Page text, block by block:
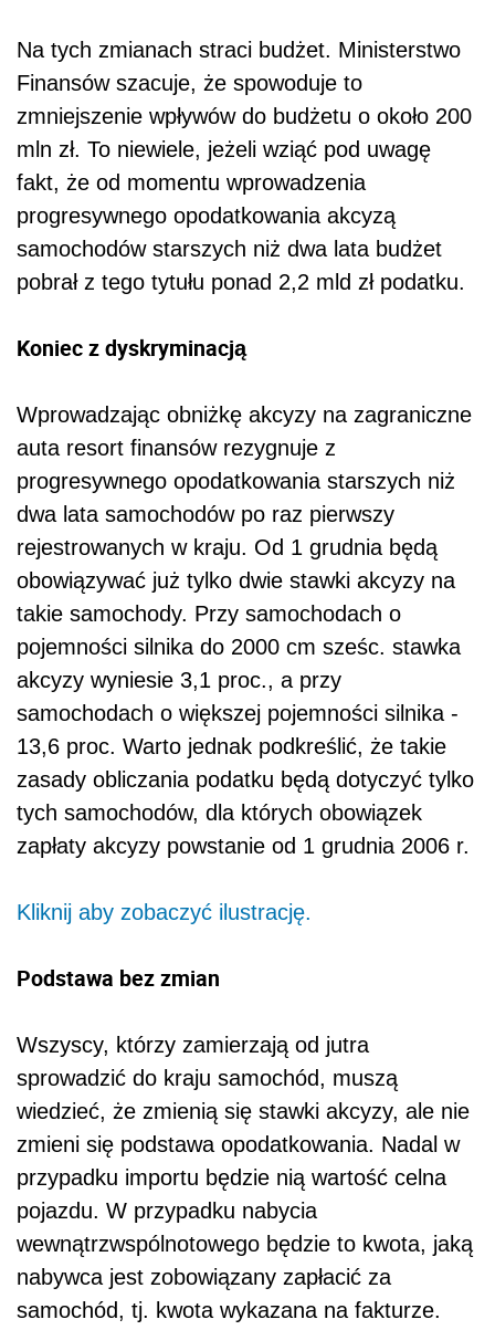
Na tych zmianach straci budżet. Ministerstwo
Finansów szacuje, że spowoduje to
zmniejszenie wpływów do budżetu o około 200
mln zł. To niewiele, jeżeli wziąć pod uwagę
fakt, że od momentu wprowadzenia
progresywnego opodatkowania akcyzą
samochodów starszych niż dwa lata budżet
pobrał z tego tytułu ponad 2,2 mld zł podatku.
Koniec z dyskryminacją
Wprowadzając obniżkę akcyzy na zagraniczne
auta resort finansów rezygnuje z
progresywnego opodatkowania starszych niż
dwa lata samochodów po raz pierwszy
rejestrowanych w kraju. Od 1 grudnia będą
obowiązywać już tylko dwie stawki akcyzy na
takie samochody. Przy samochodach o
pojemności silnika do 2000 cm sześc. stawka
akcyzy wyniesie 3,1 proc., a przy
samochodach o większej pojemności silnika -
13,6 proc. Warto jednak podkreślić, że takie
zasady obliczania podatku będą dotyczyć tylko
tych samochodów, dla których obowiązek
zapłaty akcyzy powstanie od 1 grudnia 2006 r.
Kliknij aby zobaczyć ilustrację.
Podstawa bez zmian
Wszyscy, którzy zamierzają od jutra
sprowadzić do kraju samochód, muszą
wiedzieć, że zmienią się stawki akcyzy, ale nie
zmieni się podstawa opodatkowania. Nadal w
przypadku importu będzie nią wartość celna
pojazdu. W przypadku nabycia
wewnątrzwspólnotowego będzie to kwota, jaką
nabywca jest zobowiązany zapłacić za
samochód, tj. kwota wykazana na fakturze.